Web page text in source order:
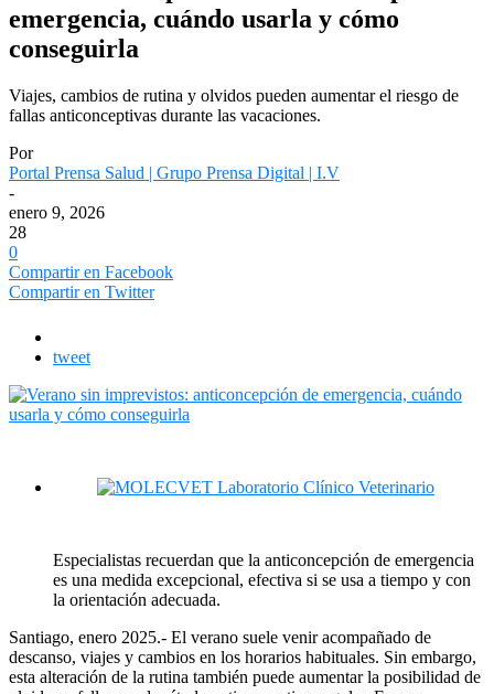
emergencia, cuándo usarla y cómo
conseguirla
Viajes, cambios de rutina y olvidos pueden aumentar el riesgo de
fallas anticonceptivas durante las vacaciones.
Por
Portal Prensa Salud | Grupo Prensa Digital | I.V
-
enero 9, 2026
28
0
Compartir en Facebook
Compartir en Twitter
tweet
Especialistas recuerdan que la anticoncepción de emergencia
es una medida excepcional, efectiva si se usa a tiempo y con
la orientación adecuada.
Santiago, enero 2025.- El verano suele venir acompañado de
descanso, viajes y cambios en los horarios habituales. Sin embargo,
esta alteración de la rutina también puede aumentar la posibilidad de